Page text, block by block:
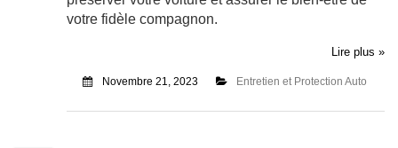
votre fidèle compagnon.
Lire plus »
Novembre 21, 2023 Entretien et Protection Auto